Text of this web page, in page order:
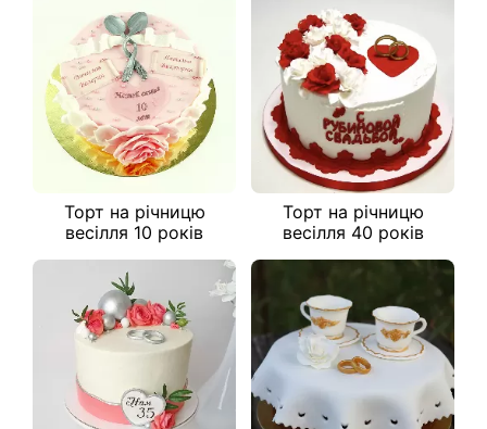
Торт на річницю
весілля 10 років
Торт на річницю
весілля 40 років